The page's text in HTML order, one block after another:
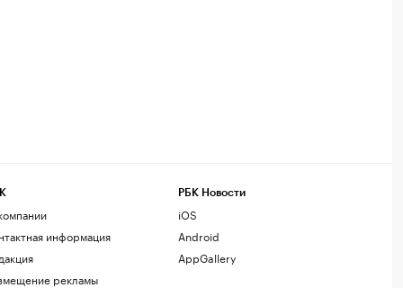
информация
рекламы
РБК Новости
iOS
Android
AppGallery